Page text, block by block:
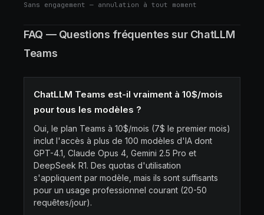
Sans engagement — annulation à tout moment
FAQ — Questions fréquentes sur ChatLLM
Teams
ChatLLM Teams est-il vraiment à 10$/mois
pour tous les modèles ?
Oui, le plan Teams à 10$/mois (7$ le premier mois)
inclut l'accès à plus de 100 modèles d'IA dont
GPT-4.1, Claude Opus 4, Gemini 2.5 Pro et
DeepSeek R1. Des quotas d'utilisation
s'appliquent par modèle, mais ils sont suffisants
pour un usage professionnel courant (20-50
requêtes/jour).